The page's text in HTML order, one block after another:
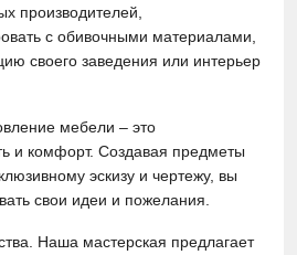
производителей,
с обивочными материалами,
своего заведения или интерьер
мебели – это
и комфорт. Создавая предметы
эскизу и чертежу, вы
свои идеи и пожелания.
Наша мастерская предлагает